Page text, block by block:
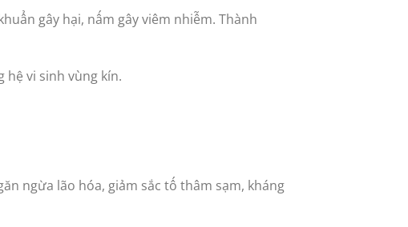
gây hại, nấm gây viêm nhiễm. Thành
hệ vi sinh vùng kín.
ngừa lão hóa, giảm sắc tố thâm sạm, kháng